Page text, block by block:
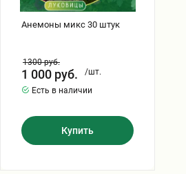
Анемоны микс 30 штук
1300руб.
1 000 руб.
/шт.
Есть в наличии
Купить